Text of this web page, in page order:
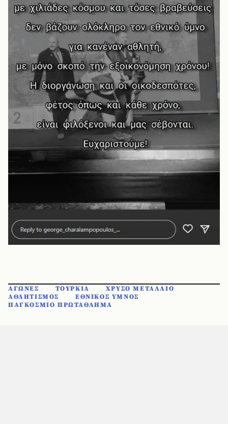
ΑΓΩΝΕΣ ΤΟΥΡΚΙΑ
ΧΡΥΣΟ ΜΕΤΑΛΛΙΟ
ΑΘΛΗΤΙΣΜΟΣ
ΕΘΝΙΚΟΣ ΥΜΝΟΣ
ΠΑΓΚΟΣΜΙΟ ΠΡΩΤΑΘΛΗΜΑ